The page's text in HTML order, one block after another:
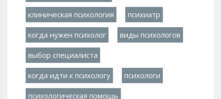
клиническая психология психиатр
когда нужен психолог виды психологов
выбор специалиста
когда идти к психологу психологи
психологическая помощь